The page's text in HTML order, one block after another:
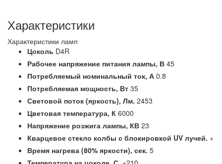
Характеристики
Характеристики ламп
Цоколь D4R
Рабочее напряжение питания лампы, В 45
Потребляемый номинальный ток, А 0.8
Потребляемая мощность, Вт 35
Световой поток (яркость), Лм. 2453
Цветовая температура, К 6000
Напряжение розжига лампы, КВ 23
Кварцевое стекло колбы с блокировкой UV лучей. +
Время нагрева (80% яркости), сек. 5